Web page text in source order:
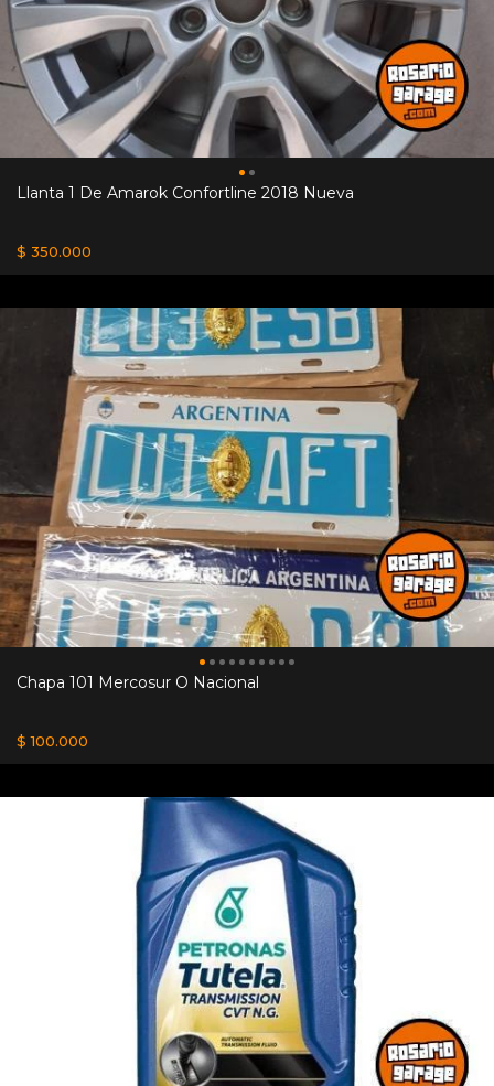
Llanta 1 De Amarok Confortline 2018 Nueva
$ 350.000
Chapa 101 Mercosur O Nacional
$ 100.000